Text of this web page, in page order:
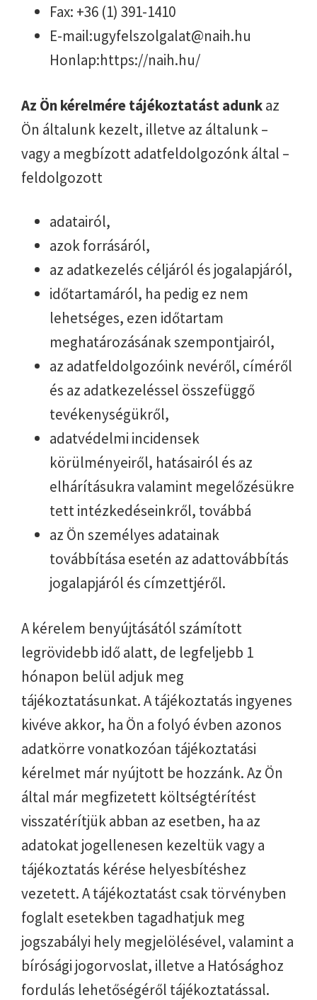
Fax: +36 (1) 391-1410
E-mail:ugyfelszolgalat@naih.hu
Honlap:https://naih.hu/
Az Ön kérelmére tájékoztatást adunkaz
Ön általunk kezelt, illetve az általunk –
vagy a megbízott adatfeldolgozónk által –
feldolgozott
adatairól,
azok forrásáról,
az adatkezelés céljáról és jogalapjáról,
időtartamáról, ha pedig ez nem
lehetséges, ezen időtartam
meghatározásának szempontjairól,
az adatfeldolgozóink nevéről, címéről
és az adatkezeléssel összefüggő
tevékenységükről,
adatvédelmi incidensek
körülményeiről, hatásairól és az
elhárításukra valamint megelőzésükre
tett intézkedéseinkről, továbbá
az Ön személyes adatainak
továbbítása esetén az adattovábbítás
jogalapjáról és címzettjéről.
A kérelem benyújtásától számított
legrövidebb idő alatt, de legfeljebb 1
hónapon belül adjuk meg
tájékoztatásunkat. A tájékoztatás ingyenes
kivéve akkor, ha Ön a folyó évben azonos
adatkörre vonatkozóan tájékoztatási
kérelmet már nyújtott be hozzánk. Az Ön
által már megfizetett költségtérítést
visszatérítjük abban az esetben, ha az
adatokat jogellenesen kezeltük vagy a
tájékoztatás kérése helyesbítéshez
vezetett. A tájékoztatást csak törvényben
foglalt esetekben tagadhatjuk meg
jogszabályi hely megjelölésével, valamint a
bírósági jogorvoslat, illetve a Hatósághoz
fordulás lehetőségéről tájékoztatással.